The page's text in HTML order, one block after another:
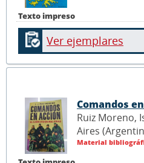
Texto impreso
Ver ejemplares
Comandos
Ruiz Moreno,
Aires
Material